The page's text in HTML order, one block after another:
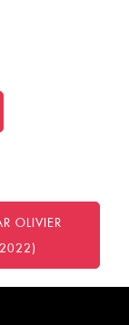
OLIVIER